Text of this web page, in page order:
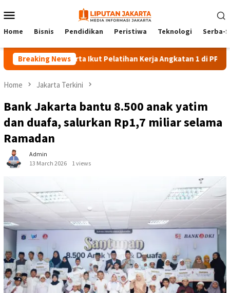
to
Menu
Home Bisnis Pendidikan Peristiwa Teknologi Serba-
Breaking News
140 Peserta Ikut Pelatihan Kerja Angkatan 1 di PPKD Jaksel
Home Jakarta Terkini
Bank Jakarta bantu 8.500 anak yatim
dan duafa, salurkan Rp1,7 miliar selama
Ramadan
Admin
13 March 2026
1 views